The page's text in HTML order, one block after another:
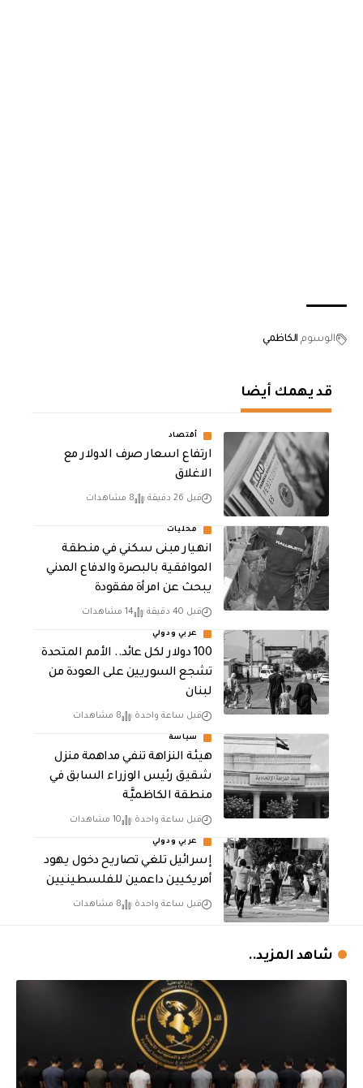
الوسوم الكاظمي
قد يهمك أيضا
أقتصاد
ارتفاع اسعار صرف الدولار مع
الاغلاق
قبل 26 دقيقة 8 مشاهدات
محليات
انهيار مبنى سكني في منطقة
الموافقية بالبصرة والدفاع المدني
يبحث عن امرأة مفقودة
قبل 40 دقيقة 14 مشاهدات
عربي ودولي
100 دولار لكل عائد.. الأمم المتحدة
تشجع السوريين على العودة من
لبنان
قبل ساعة واحدة 8 مشاهدات
سياسة
هيئة النزاهة تنفي مداهمة منزل
شقيق رئيس الوزراء السابق في
منطقة الكاظميَّة
قبل ساعة واحدة 10 مشاهدات
عربي ودولي
إسرائيل تلغي تصاريح دخول يهود
أمريكيين داعمين للفلسطينيين
قبل ساعة واحدة 8 مشاهدات
شاهد المزيد..